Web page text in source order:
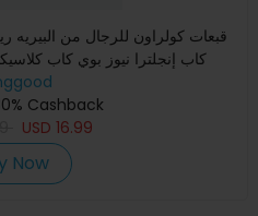
قبعات كولراون للرجال من البيريه
كاب إنجلترا نيوز بوي كاب
Cashback
USD 16.99
Now